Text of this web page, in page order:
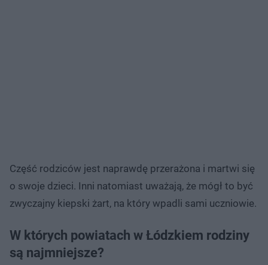
Część rodziców jest naprawdę przerażona i martwi się
o swoje dzieci. Inni natomiast uważają, że mógł to być
zwyczajny kiepski żart, na który wpadli sami uczniowie.
W których powiatach w Łódzkiem rodziny
są najmniejsze?